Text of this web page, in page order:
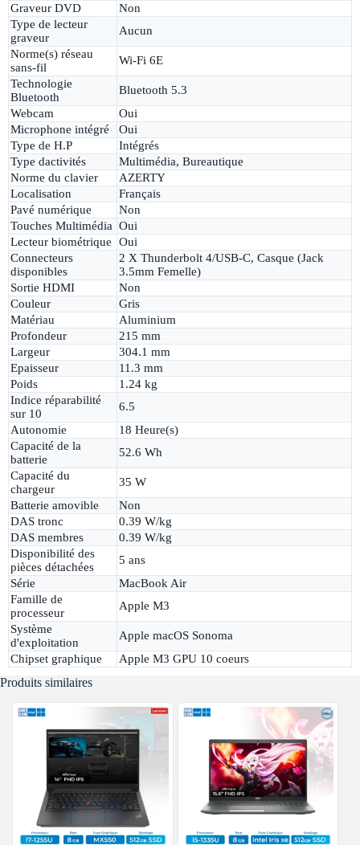
Graveur DVD
Non
Type de lecteur
graveur
Aucun
Norme(s) réseau
sans-fil
Wi-Fi 6E
Technologie
Bluetooth
Bluetooth 5.3
Webcam
Oui
Microphone intégré
Oui
Type de H.P
Intégrés
Type dactivités
Multimédia, Bureautique
Norme du clavier
AZERTY
Localisation
Français
Pavé numérique
Non
Touches Multimédia Oui
Lecteur biométrique
Oui
Connecteurs
disponibles
2 X Thunderbolt 4/USB-C, Casque (Jack
3.5mm Femelle)
Sortie HDMI
Non
Couleur
Gris
Matériau
Aluminium
Profondeur
215 mm
Largeur
304.1 mm
Epaisseur
11.3 mm
Poids
1.24 kg
Indice réparabilité
sur 10
6.5
Autonomie
18 Heure(s)
Capacité de la
batterie
52.6 Wh
Capacité du
chargeur
35 W
Batterie amovible
Non
DAS tronc
0.39 W/kg
DAS membres
0.39 W/kg
Disponibilité des
pièces détachées
5 ans
Série
MacBook Air
Famille de
processeur
Apple M3
Système
d'exploitation
Apple macOS Sonoma
Chipset graphique
Apple M3 GPU 10 coeurs
Produits similaires